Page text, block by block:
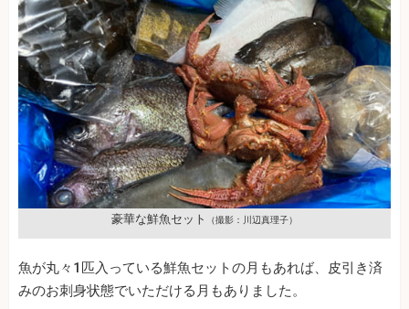
豪華な鮮魚セット （撮影：川辺真理子）
魚が丸々1匹入っている鮮魚セットの月もあれば、皮引き済
みのお刺身状態でいただける月もありました。